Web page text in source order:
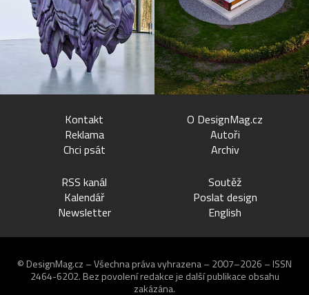
Kontakt
Reklama
Chci psát
O DesignMag.cz
Autoři
Archiv
RSS kanál
Kalendář
Newsletter
Soutěž
Poslat design
English
© DesignMag.cz – Všechna práva vyhrazena – 2007–2026 – ISSN
2464-6202. Bez povolení redakce je další publikace obsahu
zakázána.